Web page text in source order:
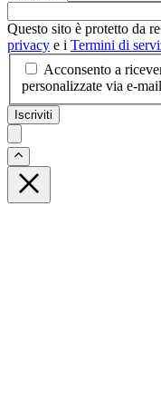
Questo sito è protetto da
privacy e i Termini di
Acconsento a
personalizzate via e-
Iscriviti